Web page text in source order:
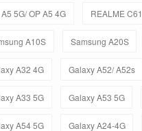
5G/ OP A5 4G REALME
A10S Samsung A20S
A32 4G Galaxy A52/ A52s
A33 5G Galaxy A53 5G
A54 5G Galaxy A24-4G